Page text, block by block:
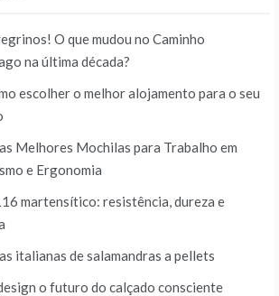
O que mudou no Caminho
na última década?
escolher o melhor alojamento para o seu
Melhores Mochilas para Trabalho em
e Ergonomia
martensítico: resistência, dureza e
italianas de salamandras a pellets
o futuro do calçado consciente